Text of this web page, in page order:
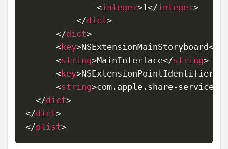
<integer>1</integer>
</dict>
</dict>
<key>NSExtensionMainStoryboard</
<string>MainInterface</string>
<key>NSExtensionPointIdentifier
<string>com.apple.share-services
</dict>
</dict>
</plist>